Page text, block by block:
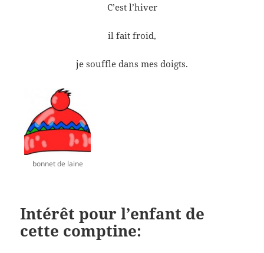
C’est l’hiver
il fait froid,
je souffle dans mes doigts.
bonnet de laine
Intérêt pour l’enfant de
cette comptine: